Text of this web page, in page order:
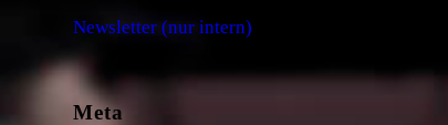
Newsletter (nur intern)
Meta